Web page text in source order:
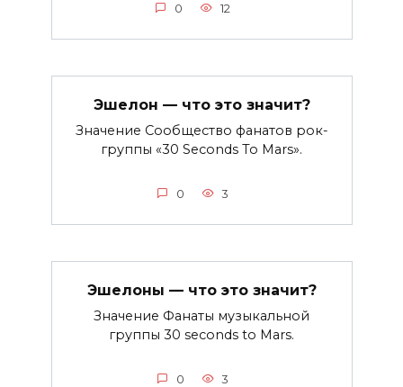
0 12
Эшелон — что это значит?
Значение Сообщество фанатов рок-
группы «30 Seconds To Mars».
0 3
Эшелоны — что это значит?
Значение Фанаты музыкальной
группы 30 seconds to Mars.
0 3